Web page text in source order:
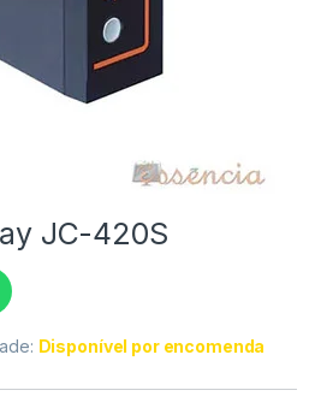
JC-420S
Disponível por encomenda